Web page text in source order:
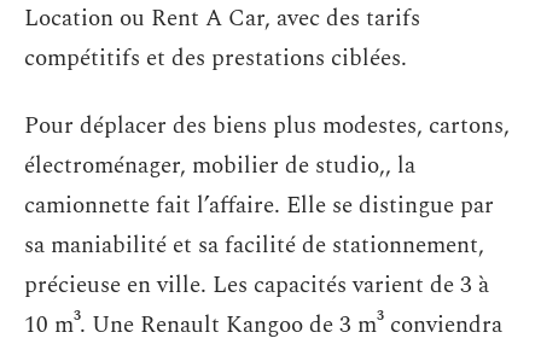
Location ou Rent A Car, avec des tarifs
compétitifs et des prestations ciblées.
Pour déplacer des biens plus modestes, cartons,
électroménager, mobilier de studio,, la
camionnette fait l’affaire. Elle se distingue par
sa maniabilité et sa facilité de stationnement,
précieuse en ville. Les capacités varient de 3 à
10 m³. Une Renault Kangoo de 3 m³ conviendra